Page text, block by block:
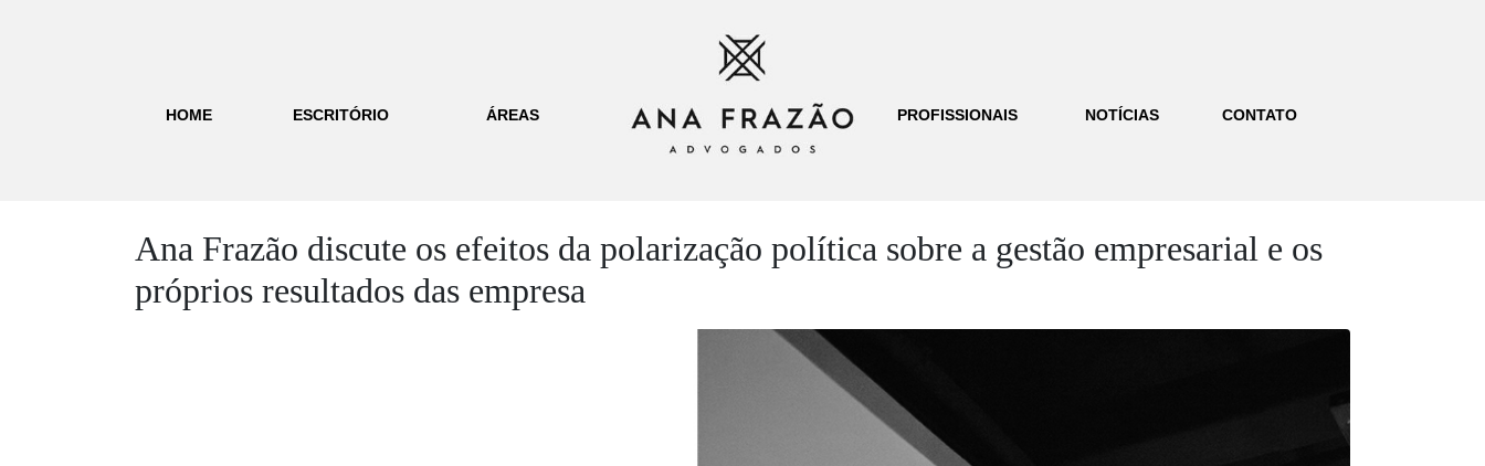
HOME ESCRITÓRIO ÁREAS PROFISSIONAIS NOTÍCIAS CONTATO
Ana Frazão discute os efeitos da polarização política sobre a gestão empresarial e os
próprios resultados das empresa